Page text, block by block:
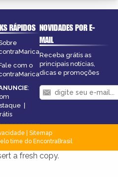
RÁPIDOS
com o
:
|
NOVIDADES POR E-
MAIL
Receba grátis as
principais notícias,
dicas e promoções
Sitemap
time do EncontraBrasil
a fresh copy.